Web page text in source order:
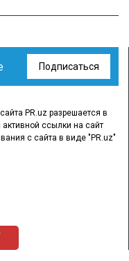
Подписаться
PR.uz разрешается в
ссылки на сайт
с сайта в виде "PR.uz"